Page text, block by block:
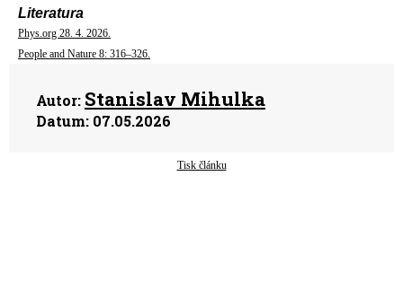
Literatura
Phys.org 28. 4. 2026.
People and Nature 8: 316–326.
Autor: Stanislav Mihulka
Datum: 07.05.2026
Tisk článku